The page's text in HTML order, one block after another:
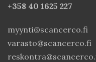
+358 40 1625 227
myynti@scancerco.fi
varasto@scancerco.fi